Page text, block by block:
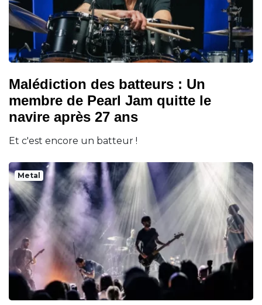
Malédiction des batteurs : Un
membre de Pearl Jam quitte le
navire après 27 ans
Et c'est encore un batteur !
Metal